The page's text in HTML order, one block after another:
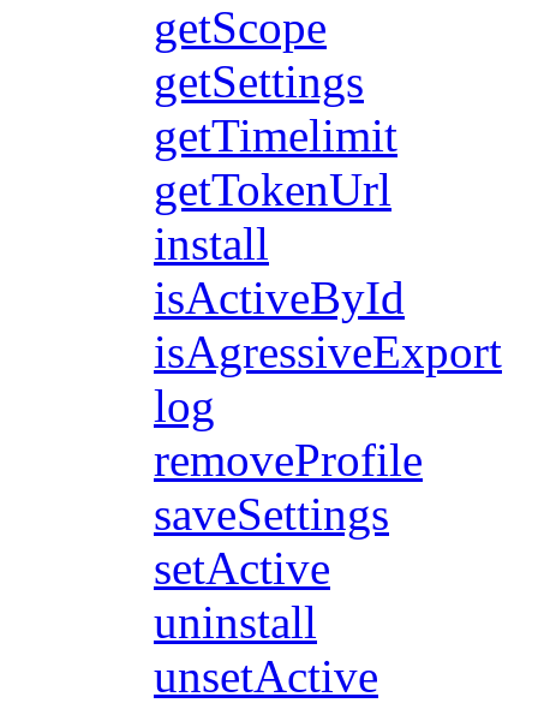
getScope
getSettings
getTimelimit
getTokenUrl
install
isActiveById
isAgressiveExport
log
removeProfile
saveSettings
setActive
uninstall
unsetActive